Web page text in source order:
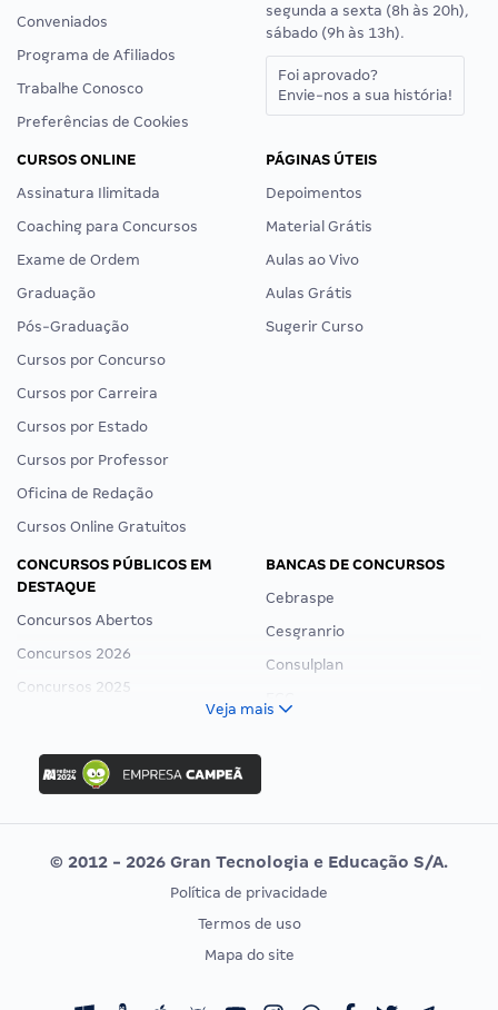
Conveniados
Programa de Afiliados
Trabalhe Conosco
Preferências de Cookies
segunda a sexta (8h às 20h),
sábado (9h às 13h).
Foi aprovado?
Envie-nos a sua história!
CURSOS ONLINE
Assinatura Ilimitada
Coaching para Concursos
Exame de Ordem
Graduação
Pós-Graduação
Cursos por Concurso
Cursos por Carreira
Cursos por Estado
Cursos por Professor
Oficina de Redação
Cursos Online Gratuitos
PÁGINAS ÚTEIS
Depoimentos
Material Grátis
Aulas ao Vivo
Aulas Grátis
Sugerir Curso
CONCURSOS PÚBLICOS EM
DESTAQUE
Concursos Abertos
Concursos 2026
Concursos 2025
Concurso Ibama
Concurso MPU
Editais publicados
BANCAS DE CONCURSOS
Cebraspe
Cesgranrio
Consulplan
Vunesp
CONCURSOS POR PROFISSÃO
Concursos Fiscais
EXAME DE ORDEM
Calendário OAB
Veja mais
© 2012 - 2026 Gran Tecnologia e Educação S/A.
Política de privacidade
Termos de uso
Mapa do site